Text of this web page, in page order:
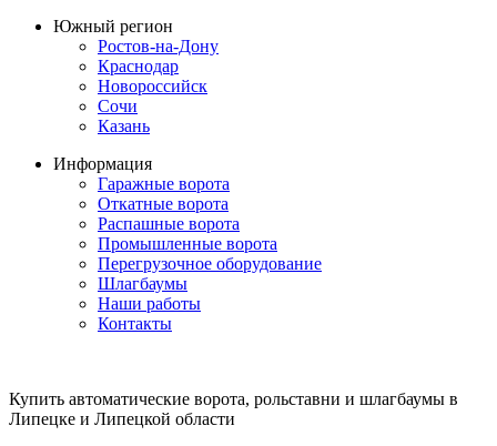
Южный регион
Ростов-на-Дону
Краснодар
Новороссийск
Сочи
Казань
Информация
Гаражные ворота
Откатные ворота
Распашные ворота
Промышленные ворота
Перегрузочное оборудование
Шлагбаумы
Наши работы
Контакты
Купить автоматические ворота, рольставни и шлагбаумы в
Липецке и Липецкой области